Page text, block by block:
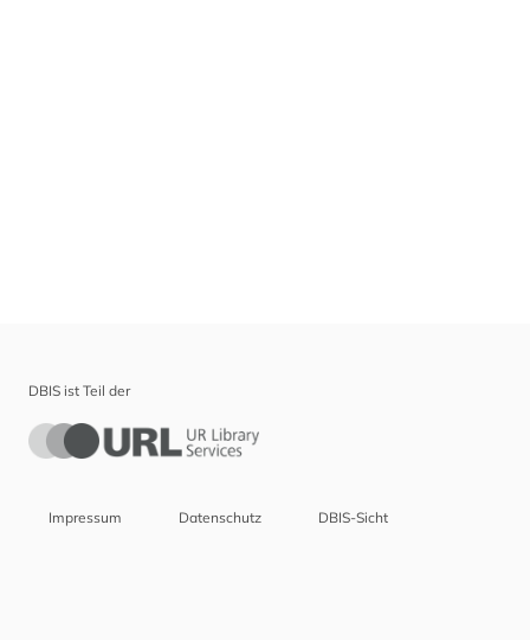
DBIS ist Teil der
Impressum Datenschutz DBIS-Sicht